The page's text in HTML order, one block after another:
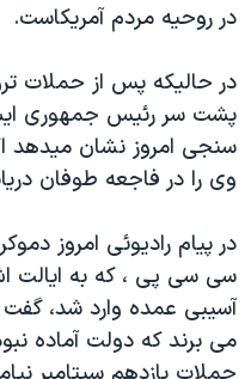
اسرائیل در جنگ
گالری عکس
آرشیو پخش زنده
ورزش زنان در ایران
اعتراضات زن، زندگی، آزادی
مجموعه مستندهای دادخواهی
تریبونال مردمی آبان ۹۸
چهل سال گروگان‌گیری
قانون شفافیت دارائی کادر
اعتراضات مردمی آبان ۹۸
زبانهای مختلف
در روحيه مردم آمريکاست.
در حاليکه پس از حملات
پشت سر رئيس جمهوری
سنجی امروز نشان ميدهد
وی را در فاجعه طوفان
در پيام راديوئی امروز
سی سی پی ، که به ايالت
آسيبی عمده وارد شد،
می برند که دولت آماده